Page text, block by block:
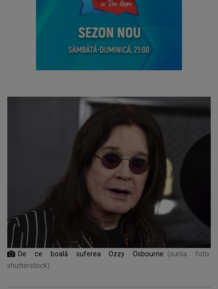
De ce boală suferea Ozzy Osbourne
(sursa foto:
shutterstock)